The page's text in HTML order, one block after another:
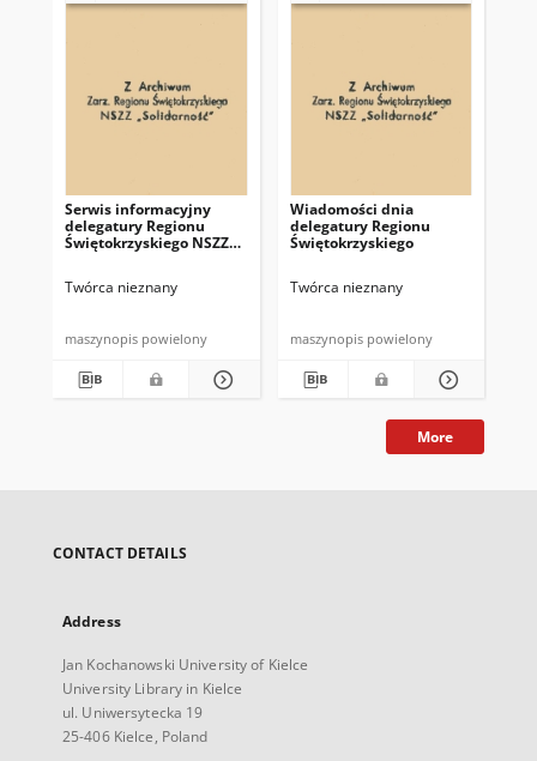
Serwis informacyjny
delegatury Regionu
Świętokrzyskiego NSZZ
Twórca nieznany
maszynopis powielony
Wiadomości dnia
delegatury Regionu
Świętokrzyskiego
Twórca nieznany
maszynopis powielony
More
CONTACT DETAILS
Address
Jan Kochanowski University of Kielce
University Library in Kielce
ul. Uniwersytecka 19
25-406 Kielce, Poland